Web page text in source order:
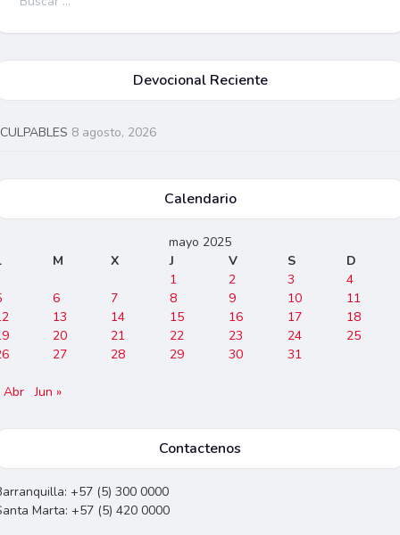
Devocional Reciente
CULPABLES 8 agosto, 2026
Calendario
mayo 2025
M X J V S
D
1
2 3
4
6 7 8 9 10
11
13 14 15 16 17
18
20 21 22 23 24
25
27 28 29 30 31
Abr Jun »
Contactenos
+57 (5) 300 0000
Marta: +57 (5) 420 0000